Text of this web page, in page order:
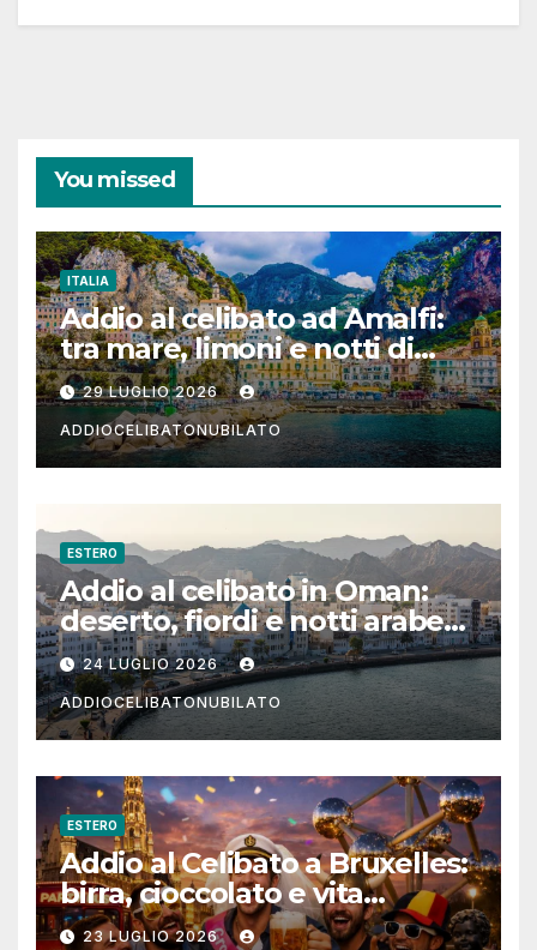
You missed
ITALIA
Addio al celibato ad Amalfi:
tra mare, limoni e notti di
festa in Costiera Amalfitana
29 LUGLIO 2026
ADDIOCELIBATONUBILATO
ESTERO
Addio al celibato in Oman:
deserto, fiordi e notti arabe
tra Muscat e Musandam
24 LUGLIO 2026
ADDIOCELIBATONUBILATO
ESTERO
Addio al Celibato a Bruxelles:
birra, cioccolato e vita
notturna per un weekend
23 LUGLIO 2026